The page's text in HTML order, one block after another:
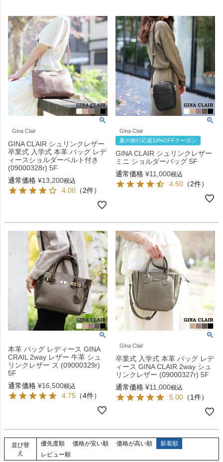
Gina Clair
GINA CLAIR シュリンクレザー
卒業式 入学式 本革 バッグ レデ
ィースショルダーベルト付き
(09000328r) 5F
通常価格 ¥13,200税込
4.00 （2件）
Gina Clair
夏の旅行応援10%OFFクーポン
GINA CLAIR シュリンクレザー
ミニ ショルダーバッグ 5F
通常価格 ¥11,000税込
4.50 （2件）
本革 バッグ レディース GINA
CRAIL 2way レザー 牛革 シュ
リンクレザー ス (09000329r)
5F
通常価格 ¥16,500税込
4.75 （4件）
Gina Clair
卒業式 入学式 本革 バッグ レデ
ィース GINA CLAIR 2way シュ
リンクレザー (09000327r) 5F
通常価格 ¥11,000税込
5.00 （1件）
並び替
え
優先度順 価格が安い順 価格が高い順
新着順
レビュー順